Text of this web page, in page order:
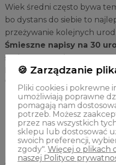
Wiek średni często bywa
bo dystans do siebie to
przeżywanie kolejnych
Śmieszne napisy na 30
śmieszne napisy na 40
lekkie nawiązania do
"kryzysu wieku średniego",
"Nie starzejesz się,
"Wiek to tylko liczba,
do zapomnienia!",
"Z każdym rokiem
mniej narzeka!"
Prezent urodzinowy dla
🍪 Zarządzanie
Pliki cookies i pokrewne
umożliwiają poprawne
pomagają nam
potrzeb. Możesz
przez nas wszystkich
sklepu lub dostosować
swoich preferencji,
zgody". Więcej o plikach
naszej Polityce